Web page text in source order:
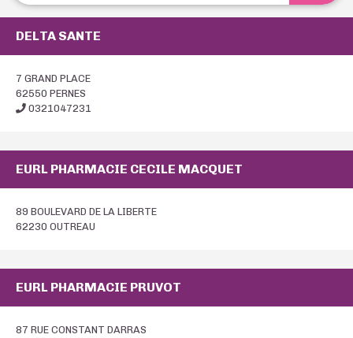
DELTA SANTE
7 GRAND PLACE
62550 PERNES
0321047231
EURL PHARMACIE CECILE MACQUET
89 BOULEVARD DE LA LIBERTE
62230 OUTREAU
EURL PHARMACIE PRUVOT
87 RUE CONSTANT DARRAS